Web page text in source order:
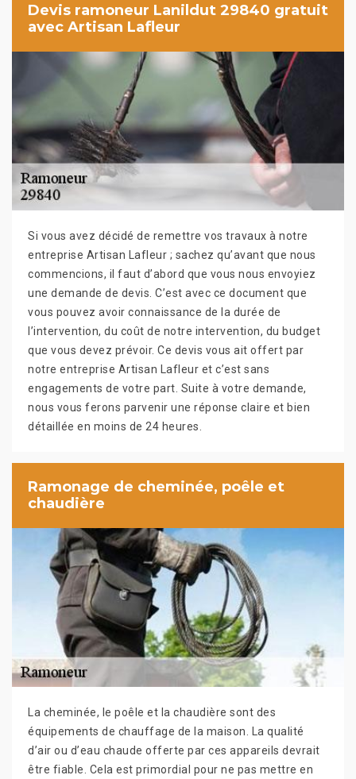
Devis ramoneur Lanildut 29840 gratuit
avec Artisan Lafleur
Si vous avez décidé de remettre vos travaux à notre
entreprise Artisan Lafleur ; sachez qu’avant que nous
commencions, il faut d’abord que vous nous envoyiez
une demande de devis. C’est avec ce document que
vous pouvez avoir connaissance de la durée de
l’intervention, du coût de notre intervention, du budget
que vous devez prévoir. Ce devis vous ait offert par
notre entreprise Artisan Lafleur et c’est sans
engagements de votre part. Suite à votre demande,
nous vous ferons parvenir une réponse claire et bien
détaillée en moins de 24 heures.
Ramonage de cheminée, poêle et
chaudière
La cheminée, le poêle et la chaudière sont des
équipements de chauffage de la maison. La qualité
d’air ou d’eau chaude offerte par ces appareils devrait
être fiable. Cela est primordial pour ne pas mettre en